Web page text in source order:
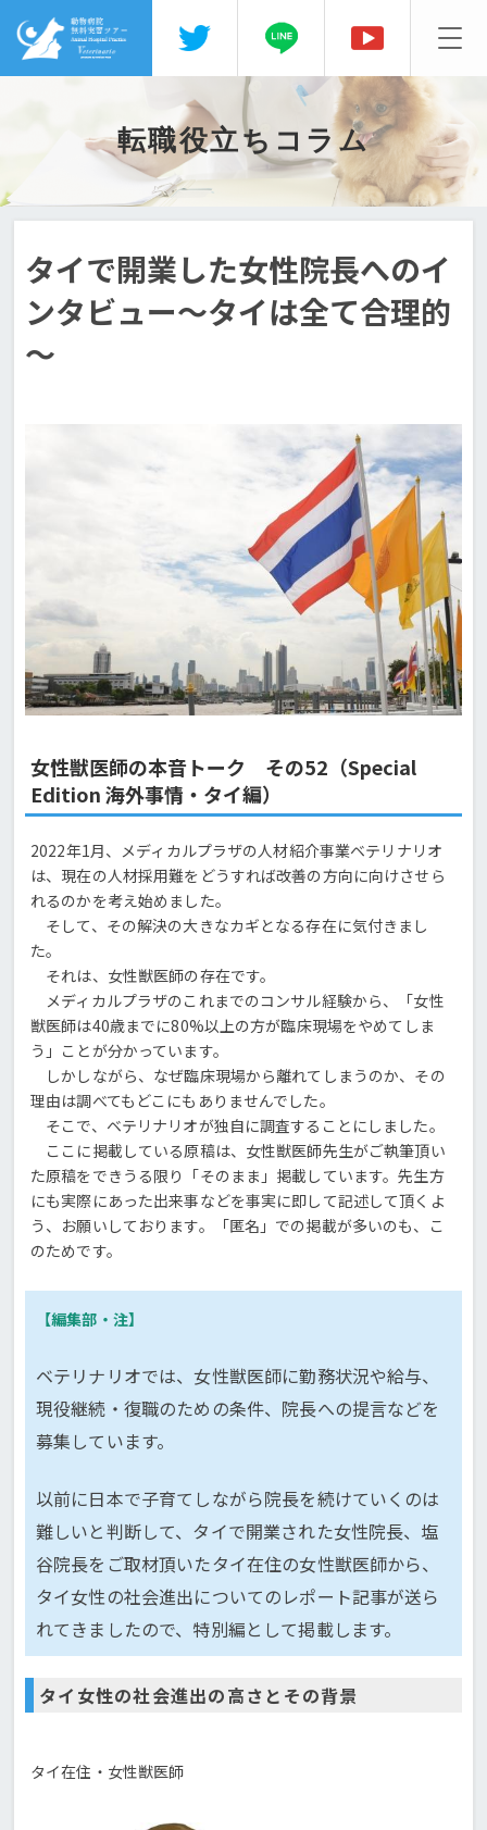
転職役立ちコラム
タイで開業した女性院長へのイ
ンタビュー～タイは全て合理的
～
女性獣医師の本音トーク その52（Special
Edition 海外事情・タイ編）
2022年1月、メディカルプラザの人材紹介事業ベテリナリオ
は、現在の人材採用難をどうすれば改善の方向に向けさせら
れるのかを考え始めました。
そして、その解決の大きなカギとなる存在に気付きまし
た。
それは、女性獣医師の存在です。
メディカルプラザのこれまでのコンサル経験から、「女性
獣医師は40歳までに80%以上の方が臨床現場をやめてしま
う」ことが分かっています。
しかしながら、なぜ臨床現場から離れてしまうのか、その
理由は調べてもどこにもありませんでした。
そこで、ベテリナリオが独自に調査することにしました。
ここに掲載している原稿は、女性獣医師先生がご執筆頂い
た原稿をできうる限り「そのまま」掲載しています。先生方
にも実際にあった出来事などを事実に即して記述して頂くよ
う、お願いしております。「匿名」での掲載が多いのも、こ
のためです。
【編集部・注】
ベテリナリオでは、女性獣医師に勤務状況や給与、
現役継続・復職のための条件、院長への提言などを
募集しています。
以前に日本で子育てしながら院長を続けていくのは
難しいと判断して、タイで開業された女性院長、塩
谷院長をご取材頂いたタイ在住の女性獣医師から、
タイ女性の社会進出についてのレポート記事が送ら
れてきましたので、特別編として掲載します。
タイ女性の社会進出の高さとその背景
タイ在住・女性獣医師